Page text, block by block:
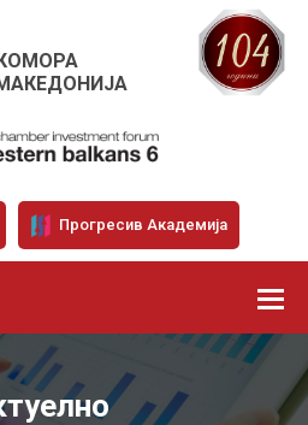
Прогресив Академија